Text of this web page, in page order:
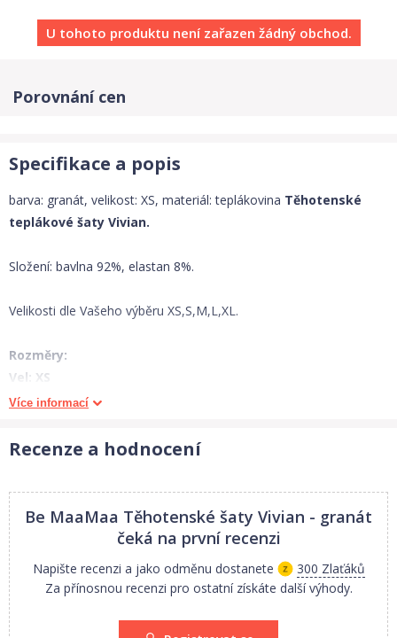
U tohoto produktu není zařazen žádný obchod.
Porovnání cen
Specifikace a popis
barva: granát, velikost: XS, materiál: teplákovina Těhotenské
teplákové šaty Vivian.
Složení: bavlna 92%, elastan 8%.
Velikosti dle Vašeho výběru XS,S,M,L,XL.
Rozměry:
Vel: XS
Celková délka 88 cm, šířka přes prsa 2x42 cm.
Celková délka 88 cm, šířka přes prsa 2x44 cm.
Celková délka 90 cm, šířka přes prsa 2x46 cm.
Vel. L:
Celková délka 90 cm, šířka přes prsa 2x49 cm.
Vel. XL:
Celková délka 92 cm, šířka přes prsa 2x52 cm.
Měřeno v klidovém stavu. Uvedené rozměry se mohou minimálně
Více informací
Recenze a hodnocení
Be MaaMaa Těhotenské šaty Vivian - granát
čeká na první recenzi
Napište recenzi a jako odměnu dostanete
300 Zlaťáků
Za přínosnou recenzi pro ostatní získáte další výhody.